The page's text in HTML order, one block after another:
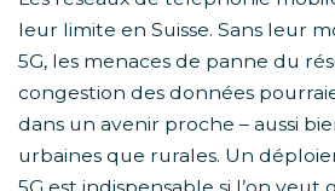
leur limite en Suisse. Sans leur
5G, les menaces de panne du
congestion des données
dans un avenir proche – aussi
urbaines que rurales. Un